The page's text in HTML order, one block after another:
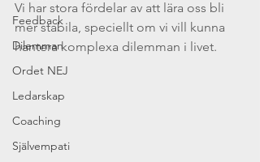
Feedback
Dilemman
Ordet NEJ
Ledarskap
Coaching
Självempati
Vi har stora fördelar av att lära oss bli
mer stabila, speciellt om vi vill kunna
hantera komplexa dilemman i livet.